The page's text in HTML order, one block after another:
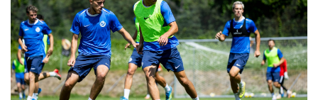
HÍREK
CSAPATOK
MÉRKŐZÉSEK
KLUB